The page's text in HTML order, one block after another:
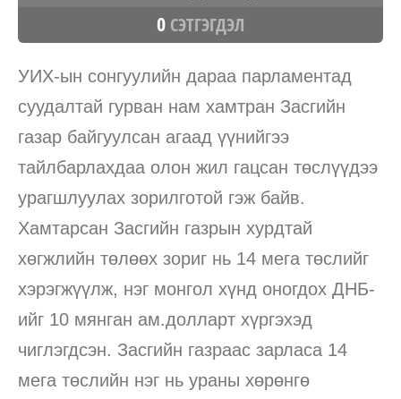
0 СЭТГЭГДЭЛ
УИХ-ын сонгуулийн дараа парламентад
суудалтай гурван нам хамтран Засгийн
газар байгуулсан агаад үүнийгээ
тайлбарлахдаа олон жил гацсан төслүүдээ
урагшлуулах зорилготой гэж байв.
Хамтарсан Засгийн газрын хурдтай
хөгжлийн төлөөх зориг нь 14 мега төслийг
хэрэгжүүлж, нэг монгол хүнд оногдох ДНБ-
ийг 10 мянган ам.долларт хүргэхэд
чиглэгдсэн. Засгийн газраас зарласа 14
мега төслийн нэг нь ураны хөрөнгө